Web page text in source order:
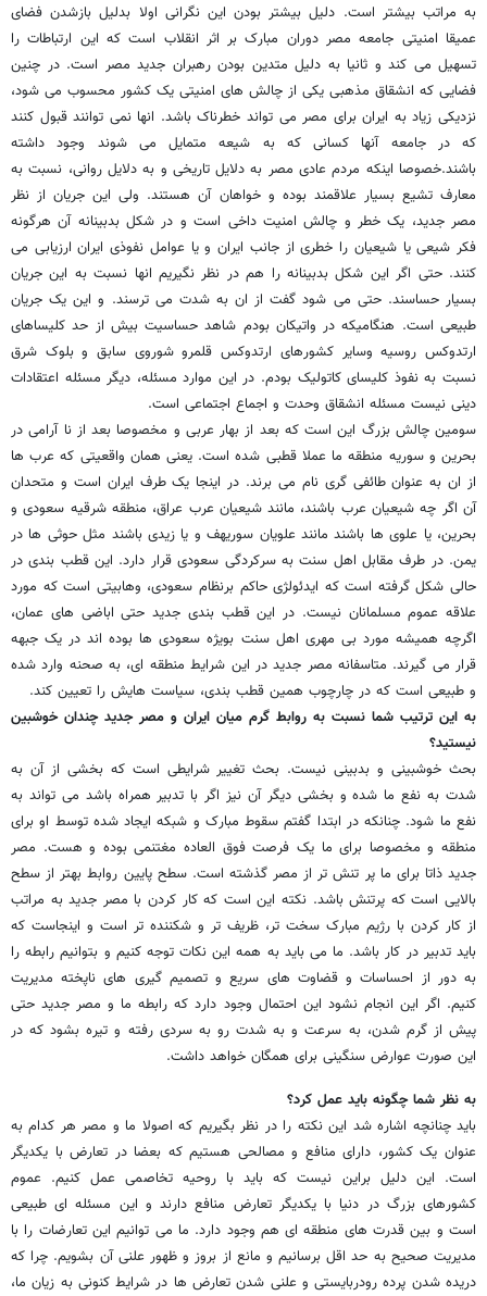
به مراتب بیشتر است. دلیل بیشتر بودن این نگرانی اولا بدلیل بازشدن فضای
عمیقا امنیتی جامعه مصر دوران مبارک بر اثر انقلاب است که این ارتباطات را
تسهیل می کند و ثانیا به دلیل متدین بودن رهبران جدید مصر است. در چنین
فضایی که انشقاق مذهبی یکی از چالش های امنیتی یک کشور محسوب می شود،
نزدیکی زیاد به ایران برای مصر می تواند خطرناک باشد. انها نمی توانند قبول کنند
که در جامعه آنها کسانی که به شیعه متمایل می شوند وجود داشته
باشند.خصوصا اینکه مردم عادی مصر به دلایل تاریخی و به دلایل روانی، نسبت به
معارف تشیع بسیار علاقمند بوده و خواهان آن هستند. ولی این جریان از نظر
مصر جدید، یک خطر و چالش امنیت داخی است و در شکل بدبینانه آن هرگونه
فکر شیعی یا شیعیان را خطری از جانب ایران و یا عوامل نفوذی ایران ارزیابی می
کنند. حتی اگر این شکل بدبینانه را هم در نظر نگیریم انها نسبت به این جریان
بسیار حساسند. حتی می شود گفت از ان به شدت می ترسند. و این یک جریان
طبیعی است. هنگامیکه در واتیکان بودم شاهد حساسیت بیش از حد کلیساهای
ارتدوکس روسیه وسایر کشورهای ارتدوکس قلمرو شوروی سابق و بلوک شرق
نسبت به نفوذ کلیسای کاتولیک بودم. در این موارد مسئله، دیگر مسئله اعتقادات
دینی نیست مسئله انشقاق وحدت و اجماع اجتماعی است.
سومین چالش بزرگ این است که بعد از بهار عربی و مخصوصا بعد از نا آرامی در
بحرین و سوریه منطقه ما عملا قطبی شده است. یعنی همان واقعیتی که عرب ها
از ان به عنوان طائفی گری نام می برند. در اینجا یک طرف ایران است و متحدان
آن اگر چه شیعیان عرب باشند، مانند شیعیان عرب عراق، منطقه شرقیه سعودی و
بحرین، یا علوی ها باشند مانند علویان سوریهف و یا زیدی باشند مثل حوثی ها در
یمن. در طرف مقابل اهل سنت به سرکردگی سعودی قرار دارد. این قطب بندی در
حالی شکل گرفته است که ایدئولژی حاکم برنظام سعودی، وهابیتی است که مورد
علاقه عموم مسلمانان نیست. در این قطب بندی جدید حتی اباضی های عمان،
اگرچه همیشه مورد بی مهری اهل سنت بویژه سعودی ها بوده اند در یک جبهه
قرار می گیرند. متاسفانه مصر جدید در این شرایط منطقه ای، به صحنه وارد شده
و طبیعی است که در چارچوب همین قطب بندی، سیاست هایش را تعیین کند.
به این ترتیب شما نسبت به روابط گرم میان ایران و مصر جدید چندان خوشبین
نیستید؟
بحث خوشبینی و بدبینی نیست. بحث تغییر شرایطی است که بخشی از آن به
شدت به نفع ما شده و بخشی دیگر آن نیز اگر با تدبیر همراه باشد می تواند به
نفع ما شود. چنانکه در ابتدا گفتم سقوط مبارک و شبکه ایجاد شده توسط او برای
منطقه و مخصوصا برای ما یک فرصت فوق العاده مغتنمی بوده و هست. مصر
جدید ذاتا برای ما پر تنش تر از مصر گذشته است. سطح پایین روابط بهتر از سطح
بالایی است که پرتنش باشد. نکته این است که کار کردن با مصر جدید به مراتب
از کار کردن با رژیم مبارک سخت تر، ظریف تر و شکننده تر است و اینجاست که
باید تدبیر در کار باشد. ما می باید به همه این نکات توجه کنیم و بتوانیم رابطه را
به دور از احساسات و قضاوت های سریع و تصمیم گیری های ناپخته مدیریت
کنیم. اگر این انجام نشود این احتمال وجود دارد که رابطه ما و مصر جدید حتی
پیش از گرم شدن، به سرعت و به شدت رو به سردی رفته و تیره بشود که در
این صورت عوارض سنگینی برای همگان خواهد داشت.
به نظر شما چگونه باید عمل کرد؟
باید چنانچه اشاره شد این نکته را در نظر بگیریم که اصولا ما و مصر هر کدام به
عنوان یک کشور، دارای منافع و مصالحی هستیم که بعضا در تعارض با یکدیگر
است. این دلیل براین نیست که باید با روحیه تخاصمی عمل کنیم. عموم
کشورهای بزرگ در دنیا با یکدیگر تعارض منافع دارند و این مسئله ای طبیعی
است و بین قدرت های منطقه ای هم وجود دارد. ما می توانیم این تعارضات را با
مدیریت صحیح به حد اقل برسانیم و مانع از بروز و ظهور علنی آن بشویم. چرا که
دریده شدن پرده رودربایستی و علنی شدن تعارض ها در شرایط کنونی به زیان ما،